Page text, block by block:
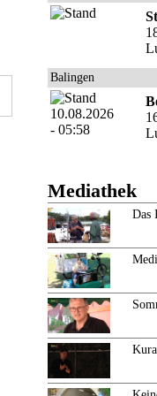
Balingen
Mediathek
Das